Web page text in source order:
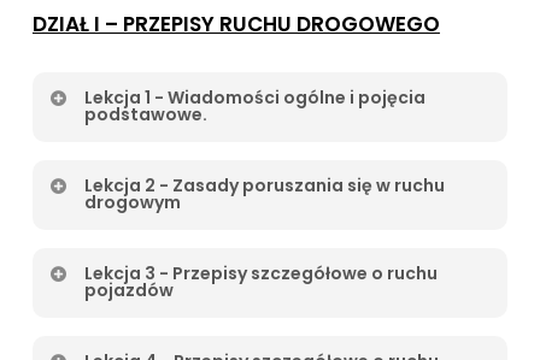
DZIAŁ I – PRZEPISY RUCHU DROGOWEGO
Lekcja 1 - Wiadomości ogólne i pojęcia
podstawowe.
Elementy drogi
Lekcja 2 - Zasady poruszania się w ruchu
drogowym
Lekcja 3 - Przepisy szczegółowe o ruchu
pojazdów